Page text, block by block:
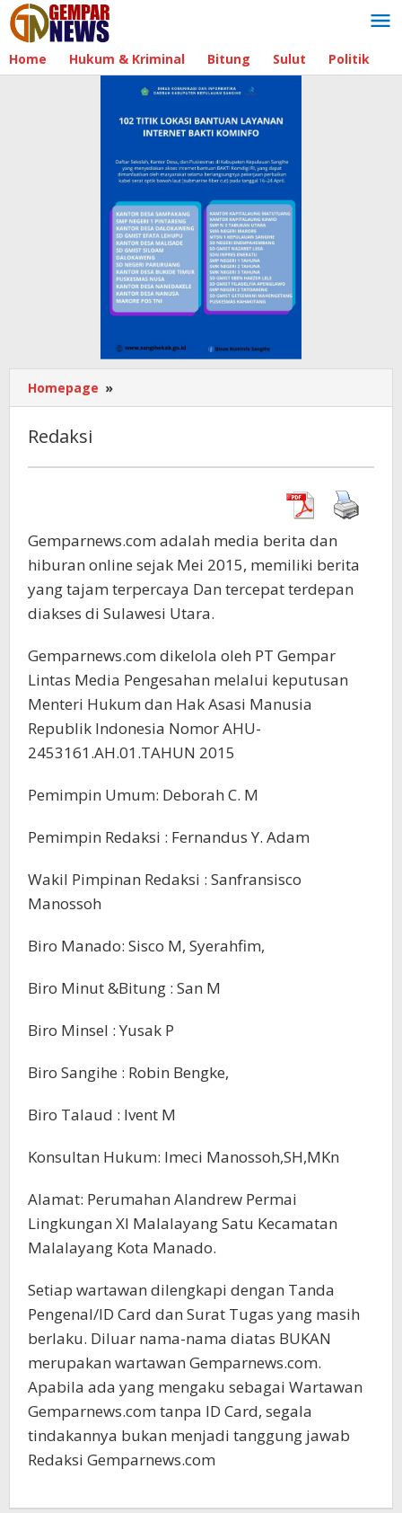
Lewati
ke
konten
Home Hukum & Kriminal Bitung Sulut Politik
Homepage »
Redaksi
oleh
admin
Gemparnews.com adalah media berita dan
hiburan online sejak Mei 2015, memiliki berita
yang tajam terpercaya Dan tercepat terdepan
diakses di Sulawesi Utara.
Gemparnews.com dikelola oleh PT Gempar
Lintas Media Pengesahan melalui keputusan
Menteri Hukum dan Hak Asasi Manusia
Republik Indonesia Nomor AHU-
2453161.AH.01.TAHUN 2015
Pemimpin Umum: Deborah C. M
Pemimpin Redaksi : Fernandus Y. Adam
Wakil Pimpinan Redaksi : Sanfransisco
Manossoh
Biro Manado: Sisco M, Syerahfim,
Biro Minut &Bitung : San M
Biro Minsel : Yusak P
Biro Sangihe : Robin Bengke,
Biro Talaud : Ivent M
Konsultan Hukum: Imeci Manossoh,SH,MKn
Alamat: Perumahan Alandrew Permai
Lingkungan XI Malalayang Satu Kecamatan
Malalayang Kota Manado.
Setiap wartawan dilengkapi dengan Tanda
Pengenal/ID Card dan Surat Tugas yang masih
berlaku. Diluar nama-nama diatas BUKAN
merupakan wartawan Gemparnews.com.
Apabila ada yang mengaku sebagai Wartawan
Gemparnews.com tanpa ID Card, segala
tindakannya bukan menjadi tanggung jawab
Redaksi Gemparnews.com